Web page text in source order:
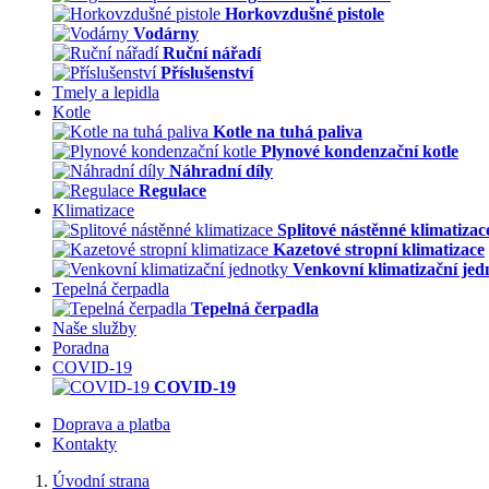
Horkovzdušné pistole
Vodárny
Ruční nářadí
Příslušenství
Tmely a lepidla
Kotle
Kotle na tuhá paliva
Plynové kondenzační kotle
Náhradní díly
Regulace
Klimatizace
Splitové nástěnné
Kazetové stropní klimatizace
Venkovní klimatizační
Tepelná čerpadla
Tepelná čerpadla
Naše služby
Poradna
COVID-19
COVID-19
Doprava a platba
Kontakty
Úvodní strana